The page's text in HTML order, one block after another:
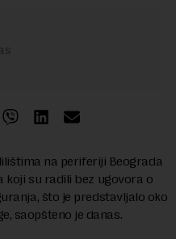
na periferiji Beograda
koji su radili bez ugovora o
što je predstavljalo oko
saopšteno je danas.